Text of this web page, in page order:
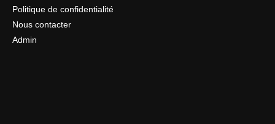
Politique de confidentialité
Nous contacter
Admin